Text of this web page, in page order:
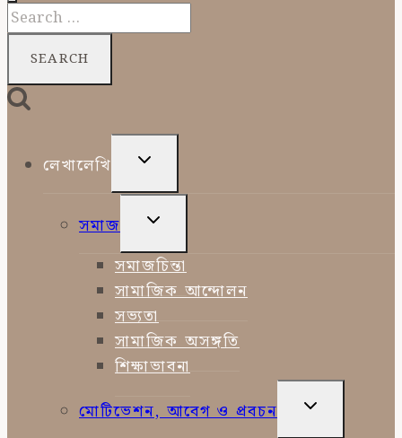
Search
for:
লেখালেখি
TOGGLE
MENU
সমাজ
TOGGLE
MENU
সমাজচিন্তা
সামাজিক আন্দোলন
সভ্যতা
সামাজিক অসঙ্গতি
শিক্ষাভাবনা
মোটিভেশন, আবেগ ও প্রবচন
TOGGLE